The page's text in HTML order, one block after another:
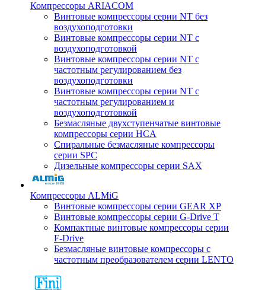
Компрессоры ARIACOM
Винтовые компрессоры серии NT без
воздухоподготовки
Винтовые компрессоры серии NT c
воздухоподготовкой
Винтовые компрессоры серии NT с
частотным регулированием без
воздухоподготовки
Винтовые компрессоры серии NT с
частотным регулированием и
воздухоподготовкой
Безмасляные двухступенчатые винтовые
компрессоры серии HCA
Спиральные безмасляные компрессоры
серии SPC
Дизельные компрессоры серии SAX
Компрессоры ALMiG
Винтовые компрессоры серии GEAR XP
Винтовые компрессоры серии G-Drive T
Компактные винтовые компрессоры серии
F-Drive
Безмасляные винтовые компрессоры с
частотным преобразователем серии LENTO